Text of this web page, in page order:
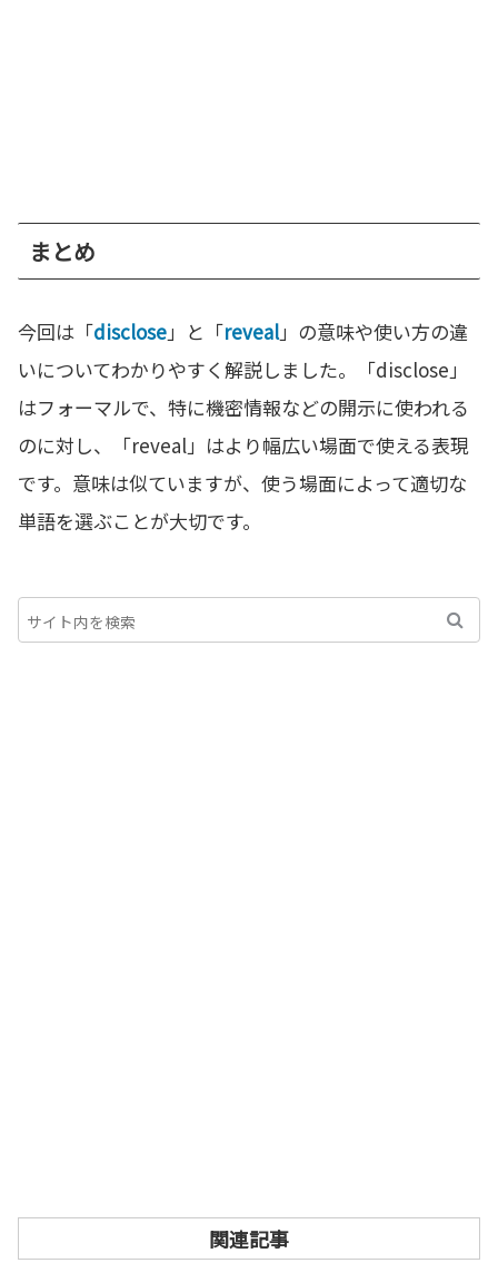
まとめ
今回は「disclose」と「reveal」の意味や使い方の違
いについてわかりやすく解説しました。「disclose」
はフォーマルで、特に機密情報などの開示に使われる
のに対し、「reveal」はより幅広い場面で使える表現
です。意味は似ていますが、使う場面によって適切な
単語を選ぶことが大切です。
関連記事